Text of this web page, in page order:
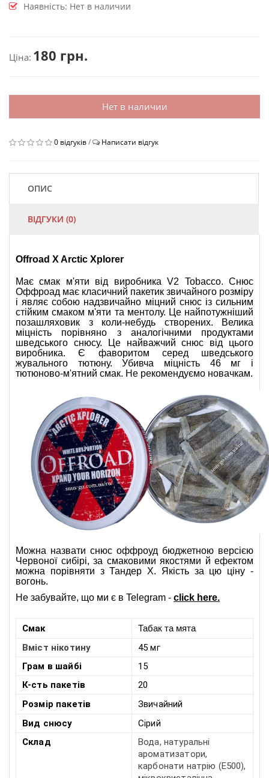
Наявність: Нет в наличии
Ціна: 180 грн.
Нет в наличии
0 відгуків/ Написати відгук
ОПИС
ВІДГУКИ (0)
Offroad X Arctic Xplorer
Має смак м'яти від виробника V2 Tobacco. Снюс
Оффроад має класичний пакетик звичайного розміру
і являє собою надзвичайно міцний снюс із сильним
стійким смаком м'яти та ментолу. Це найпотужніший
позашляховик з коли-небудь створених. Велика
міцність порівняно з аналогічними продуктами
шведського снюсу. Це найважчий снюс від цього
виробника. Є фаворитом серед шведського
жувального тютюну. Убивча міцність 46 мг і
тютюново-м'ятний смак. Не рекомендуємо новачкам.
Червоної сибірі, за смаковими якостями й ефектом
можна порівняти з Тандер Х. Якість за цю ціну -
вогонь.
Не забувайте, що ми є в Telegram - click here.
Смак Табак та мята
Вміст нікотину
45 мг
Грам в шайбі
15
К-сть пакетів
20
Розмір пакетів
Звичайний
Вид снюсу
Сірий
Склад
Вода, натуральні
ароматизатори,
карбонати натрію (E500),